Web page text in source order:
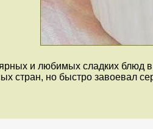
и любимых сладких блюд
стран, но быстро завоевал